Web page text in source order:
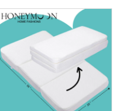
90 g/m² lavadas
previamente de
microfibra sólida para
todas las temporadas